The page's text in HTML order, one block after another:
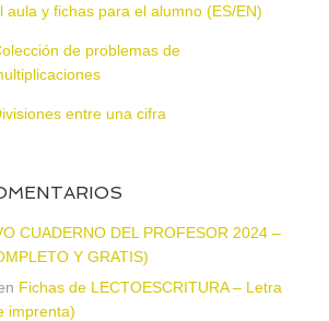
aula y fichas para el alumno (ES/EN)
de problemas de
entre una cifra
CUADERNO DEL PROFESOR 2024 –
Y GRATIS)
Fichas de LECTOESCRITURA – Letra
imprenta)